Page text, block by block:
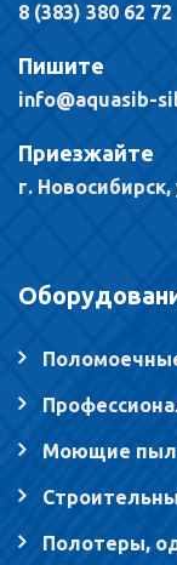
8 (383) 380 62 72
Пишите
info@aquasib-
Приезжайте
г.
Моющие
Полотеры,